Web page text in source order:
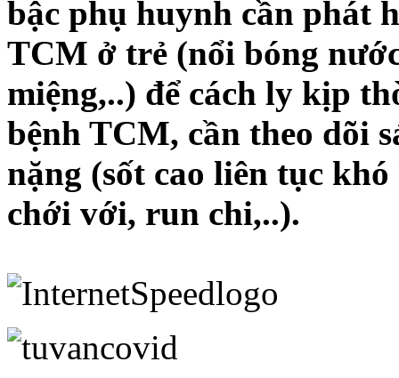
bậc phụ huynh cần phát
TCM ở trẻ (nổi bóng
miệng,..) để cách ly kịp
bệnh TCM, cần theo dõi
nặng (sốt cao liên tục
chới với, run chi,..).